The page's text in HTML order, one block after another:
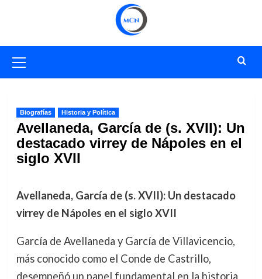
primario
Biografías Historia y Política
Avellaneda, García de (s. XVII): Un
destacado virrey de Nápoles en el
siglo XVII
Avellaneda, García de (s. XVII): Un destacado
virrey de Nápoles en el siglo XVII
García de Avellaneda y García de Villavicencio,
más conocido como el Conde de Castrillo,
desempeñó un papel fundamental en la historia